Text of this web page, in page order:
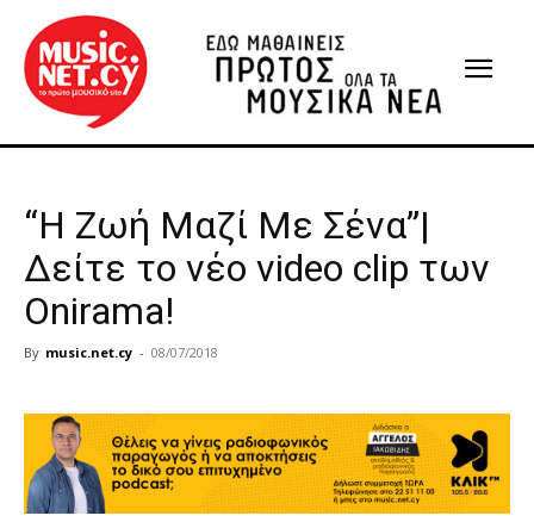
“Η Ζωή Μαζί Με Σένα”|
Δείτε το νέο video clip των
Onirama!
By music.net.cy - 08/07/2018